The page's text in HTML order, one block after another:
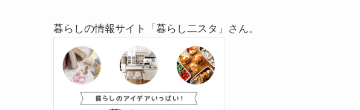
暮らしの情報サイト「暮らし二スタ」さん。